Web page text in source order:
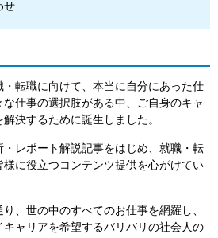
せ
転職に向けて、本当に自分にあった仕
仕事の選択肢がある中、ご自身のキャ
決するために誕生しました。
レポート解説記事をはじめ、就職・転
に役立つコンテンツ提供を心がけてい
、世の中のすべてのお仕事を網羅し、
ャリアを希望するバリバリの社会人の